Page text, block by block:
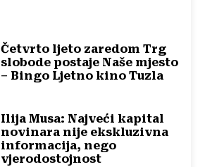
Četvrto ljeto zaredom Trg
slobode postaje Naše mjesto
– Bingo Ljetno kino Tuzla
Ilija Musa: Najveći kapital
novinara nije ekskluzivna
informacija, nego
vjerodostojnost